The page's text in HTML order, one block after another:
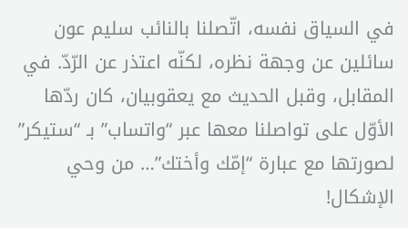
في السياق نفسه، اتّصلنا بالنائب سليم عون
سائلين عن وجهة نظره، لكنّه اعتذر عن الرّدّ. في
المقابل، وقبل الحديث مع يعقوبيان، كان ردّها
الأوّل على تواصلنا معها عبر “واتساب” بـ “ستيكر”
لصورتها مع عبارة “إمّك وأختك”… من وحي
الإشكال!